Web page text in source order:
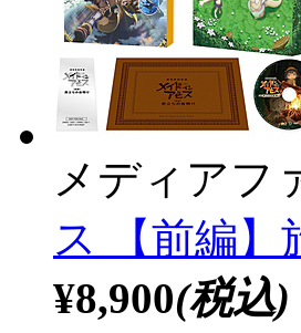
メディアフ
ス 【前編】
¥8,900(税込)